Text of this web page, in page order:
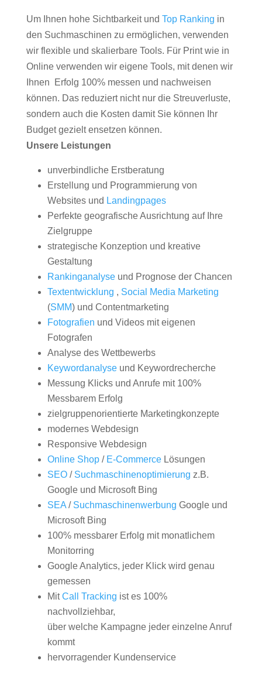
Um Ihnen hohe Sichtbarkeit und Top Ranking in
den Suchmaschinen zu ermöglichen, verwenden
wir flexible und skalierbare Tools. Für Print wie in
Online verwenden wir eigene Tools, mit denen wir
Ihnen Erfolg 100% messen und nachweisen
können. Das reduziert nicht nur die Streuverluste,
sondern auch die Kosten damit Sie können Ihr
Budget gezielt ensetzen können.
Unsere Leistungen
unverbindliche Erstberatung
Erstellung und Programmierung von
Websites und Landingpages
Perfekte geografische Ausrichtung auf Ihre
Zielgruppe
strategische Konzeption und kreative
Gestaltung
Rankinganalyseund Prognose der Chancen
Textentwicklung , Social Media Marketing
(SMM) und Contentmarketing
Fotografien und Videos mit eigenen
Fotografen
Analyse des Wettbewerbs
Keywordanalyseund Keywordrecherche
Messung Klicks und Anrufe mit 100%
Messbarem Erfolg
zielgruppenorientierte Marketingkonzepte
modernes Webdesign
Responsive Webdesign
Online Shop/ E-CommerceLösungen
SEO/ Suchmaschinenoptimierung z.B.
Google und Microsoft Bing
SEA/ Suchmaschinenwerbung Google und
Microsoft Bing
100% messbarer Erfolg mit monatlichem
Monitorring
Google Analytics, jeder Klick wird genau
gemessen
MitCall Tracking ist es 100%
nachvollziehbar,
über welche Kampagne jeder einzelne Anruf
kommt
hervorragender Kundenservice